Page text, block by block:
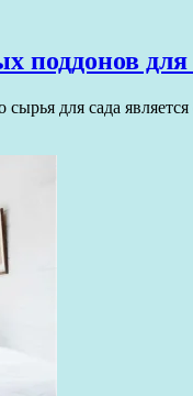
поддонов для
для сада